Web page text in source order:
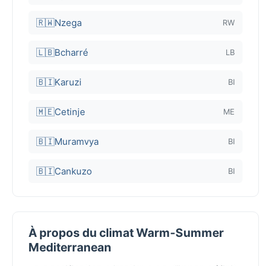
🇷🇼Nzega RW
🇱🇧Bcharré LB
🇧🇮Karuzi BI
🇲🇪Cetinje ME
🇧🇮Muramvya BI
🇧🇮Cankuzo BI
À propos du climat Warm-Summer
Mediterranean